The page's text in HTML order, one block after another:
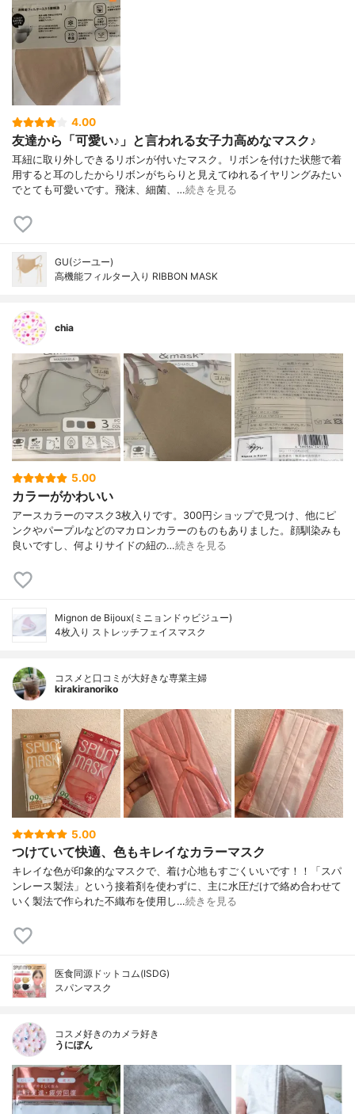
4.00
友達から「可愛い♪」と言われる女子力高めなマスク♪
耳紐に取り外しできるリボンが付いたマスク。リボンを付けた状態で着
用すると耳のしたからリボンがちらりと見えてゆれるイヤリングみたい
でとても可愛いです。飛沫、細菌、…続きを見る
GU(ジーユー)
高機能フィルター入り RIBBON MASK
chia
5.00
カラーがかわいい
アースカラーのマスク3枚入りです。300円ショップで見つけ、他にピ
ンクやパープルなどのマカロンカラーのものもありました。顔馴染みも
良いですし、何よりサイドの紐の…続きを見る
Mignon de Bijoux(ミニョンドゥビジュー)
4枚入り ストレッチフェイスマスク
コスメと口コミが大好きな専業主婦
kirakiranoriko
5.00
つけていて快適、色もキレイなカラーマスク
キレイな色が印象的なマスクで、着け心地もすごくいいです！！「スパ
ンレース製法」という接着剤を使わずに、主に水圧だけで絡め合わせて
いく製法で作られた不織布を使用し…続きを見る
医食同源ドットコム(ISDG)
スパンマスク
コスメ好きのカメラ好き
うにぽん